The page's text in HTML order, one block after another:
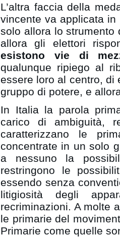
L’altra faccia della
vincente va applicata
solo allora lo strumento
allora gli elettori
esistono vie di
qualunque ripiego al
essere loro al centro, di
gruppo di potere, e
In Italia la parola
carico di ambiguità,
caratterizzano le
concentrate in un solo
a nessuno la
restringono le
essendo senza
litigiosità degli
recriminazioni. A molte
le primarie del
Primarie come quelle